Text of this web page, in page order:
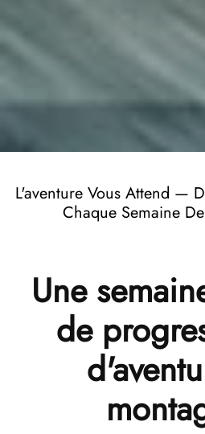
L'aventure Vous Attend —
Chaque Semaine
Une
de